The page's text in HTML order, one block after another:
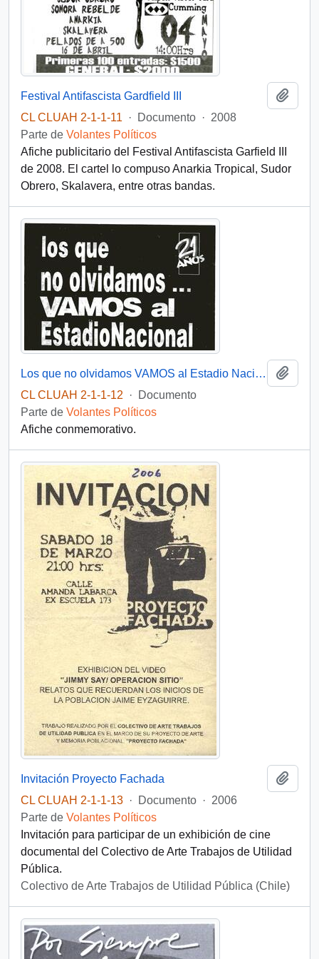
Festival Antifascista Gardfield III
CL CLUAH 2-1-1-11
· Documento · 2008
Parte de Volantes Políticos
Afiche publicitario del Festival Antifascista Garfield III
de 2008. El cartel lo compuso Anarkia Tropical, Sudor
Obrero, Skalavera, entre otras bandas.
Los que no olvidamos VAMOS al Estadio Nacional
CL CLUAH 2-1-1-12
·
Documento
Parte de Volantes Políticos
Afiche conmemorativo.
Invitación Proyecto Fachada
CL CLUAH 2-1-1-13 · Documento · 2006
Parte de Volantes Políticos
Invitación para participar de un exhibición de cine
documental del Colectivo de Arte Trabajos de Utilidad
Pública.
Colectivo de Arte Trabajos de Utilidad Pública (Chile)